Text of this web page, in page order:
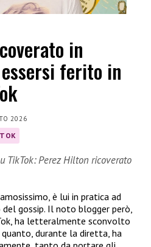
in
ferito in
2026
TikTok: Perez Hilton ricoverato
è lui in pratica ad
gossip. Il noto blogger però,
ha letteralmente sconvolto
durante la diretta, ha